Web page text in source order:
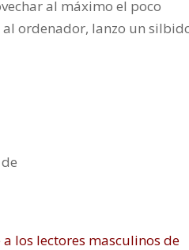
al máximo el poco
ordenador, lanzo un
a los lectores masculinos de